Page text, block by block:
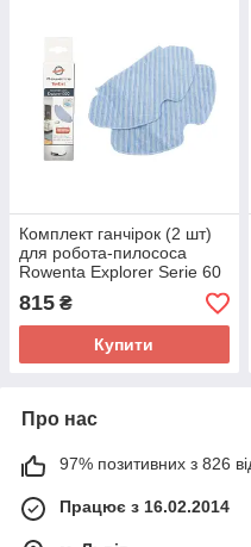
Комплект ганчірок (2 шт)
для робота-пилососа
Rowenta Explorer Serie 60
- ZR740001
815 ₴
Купити
Про нас
97% позитивних з 826
Працює з 16.02.2014